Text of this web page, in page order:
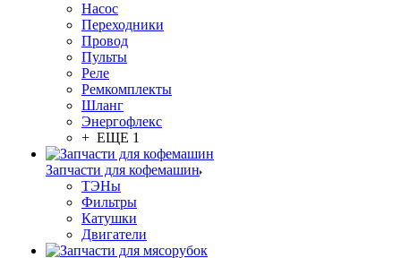
Насос
Переходники
Провод
Пульты
Реле
Ремкомплекты
Шланг
Энергофлекс
+ ЕЩЕ 1
Запчасти для кофемашин
ТЭНы
Фильтры
Катушки
Двигатели